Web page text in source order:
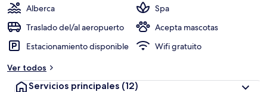
Alberca
Spa
Traslado del/al aeropuerto
Acepta mascotas
Estacionamiento disponible
Wifi gratuito
Ver todos
Servicios principales (12)